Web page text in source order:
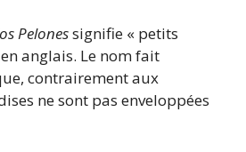
Pelonessignifie « petits
anglais. Le nom fait
contrairement aux
ne sont pas enveloppées